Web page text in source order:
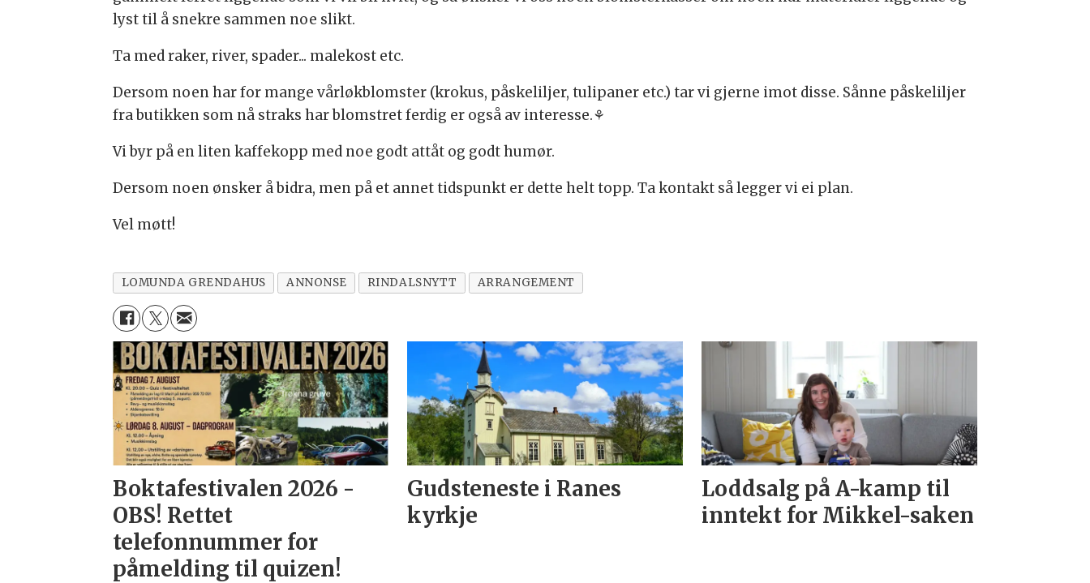
lyst til å snekre sammen noe slikt.
Ta med raker, river, spader... malekost etc.
Dersom noen har for mange vårløkblomster (krokus, påskeliljer, tulipaner etc.) tar vi gjerne imot disse. Sånne påskeliljer
fra butikken som nå straks har blomstret ferdig er også av interesse.⚘️
Vi byr på en liten kaffekopp med noe godt attåt og godt humør.
Dersom noen ønsker å bidra, men på et annet tidspunkt er dette helt topp. Ta kontakt så legger vi ei plan.
Vel møtt!
LOMUNDA GRENDAHUS ANNONSE RINDALSNYTT ARRANGEMENT
Boktafestivalen 2026 -
OBS! Rettet
telefonnummer for
påmelding til quizen!
Gudsteneste i Ranes
kyrkje
Loddsalg på A-kamp til
inntekt for Mikkel-saken